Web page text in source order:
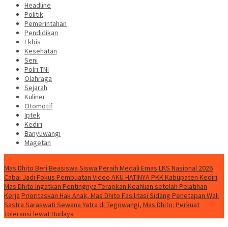
Headline
Politik
Pemerintahan
Pendidikan
Ekbis
Kesehatan
Seni
Polri-TNI
Olahraga
Sejarah
Kuliner
Otomotif
Iptek
Kediri
Banyuwangi
Magetan
Mas Dhito Beri Beasiswa Siswa Peraih Medali Emas LKS Nasional 2026
Cabai Jadi Fokus Pembuatan Video AKU HATINYA PKK Kabupaten Kediri
Mas Dhito Ingatkan Pentingnya Terapkan Keahlian setelah Pelatihan
Kerja Prioritaskan Hak Anak, Mas Dhito Fasilitasi Sidang Penetapan Wali
Sastra Saraswati Sewana Yatra di Tegowangi, Mas Dhito: Perkuat
Toleransi lewat Budaya